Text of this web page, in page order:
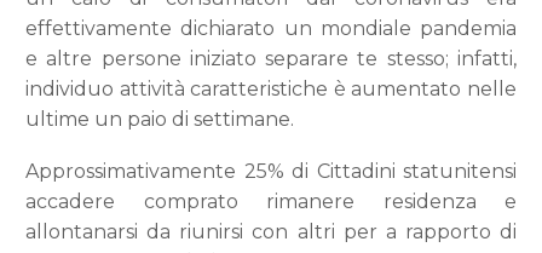
effettivamente dichiarato un mondiale pandemia
e altre persone iniziato separare te stesso; infatti,
individuo attività caratteristiche è aumentato nelle
ultime un paio di settimane.
Approssimativamente 25% di Cittadini statunitensi
accadere comprato rimanere residenza e
allontanarsi da riunirsi con altri per a rapporto di